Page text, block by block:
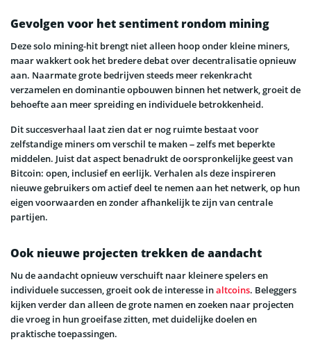
Gevolgen voor het sentiment rondom mining
Deze solo mining-hit brengt niet alleen hoop onder kleine miners,
maar wakkert ook het bredere debat over decentralisatie opnieuw
aan. Naarmate grote bedrijven steeds meer rekenkracht
verzamelen en dominantie opbouwen binnen het netwerk, groeit de
behoefte aan meer spreiding en individuele betrokkenheid.
Dit succesverhaal laat zien dat er nog ruimte bestaat voor
zelfstandige miners om verschil te maken – zelfs met beperkte
middelen. Juist dat aspect benadrukt de oorspronkelijke geest van
Bitcoin: open, inclusief en eerlijk. Verhalen als deze inspireren
nieuwe gebruikers om actief deel te nemen aan het netwerk, op hun
eigen voorwaarden en zonder afhankelijk te zijn van centrale
partijen.
Ook nieuwe projecten trekken de aandacht
Nu de aandacht opnieuw verschuift naar kleinere spelers en
individuele successen, groeit ook de interesse inaltcoins. Beleggers
kijken verder dan alleen de grote namen en zoeken naar projecten
die vroeg in hun groeifase zitten, met duidelijke doelen en
praktische toepassingen.